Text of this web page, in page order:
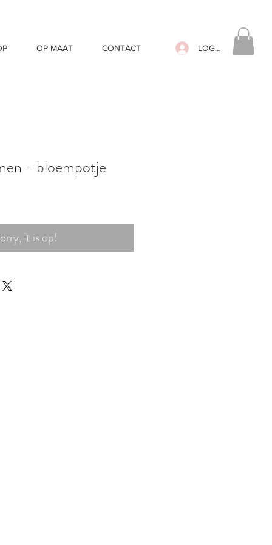
OP MAAT CONTACT LOG IN
- bloempotje
't is op!